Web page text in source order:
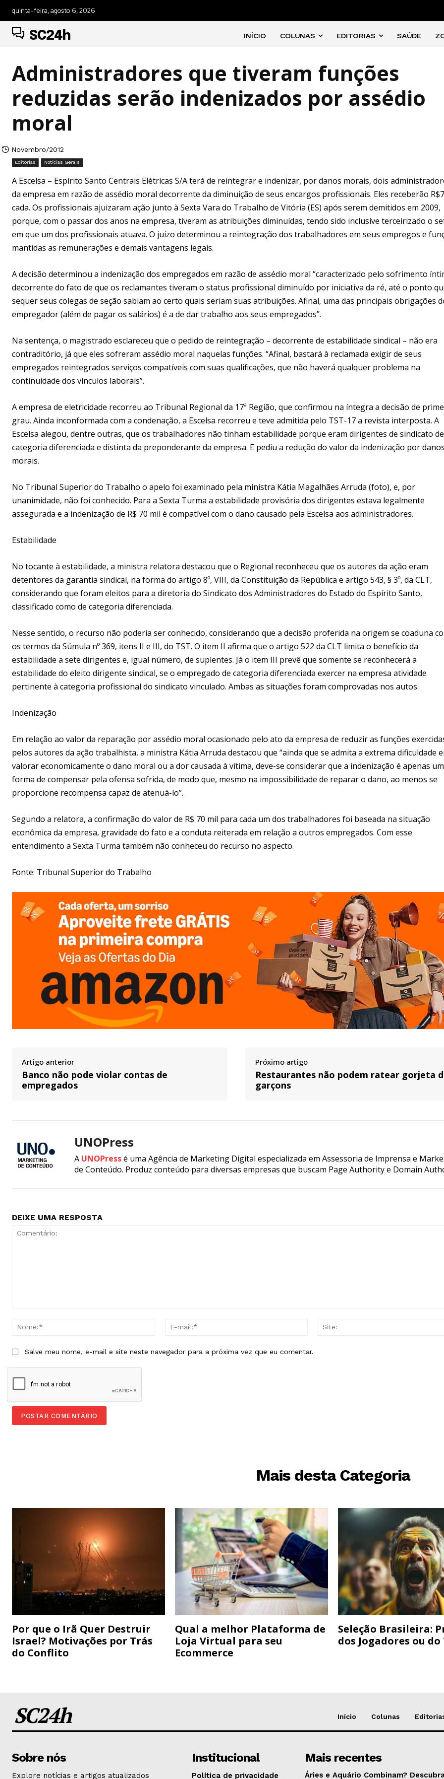
quinta-feira, agosto 6, 2026
SC24h INÍCIO COLUNAS EDITORIAS SAÚDE
Administradores que tiveram funções
reduzidas serão indenizados por assédio
moral
Novembro/2012
Editorias Notícias Gerais
A Escelsa – Espírito Santo Centrais Elétricas S/A terá de reintegrar e indenizar, por danos morais, dois
da empresa em razão de assédio moral decorrente da diminuição de seus encargos profissionais. Eles receberão
cada. Os profissionais ajuizaram ação junto à Sexta Vara do Trabalho de Vitória (ES) após serem demitidos em 2009,
porque, com o passar dos anos na empresa, tiveram as atribuições diminuídas, tendo sido inclusive terceirizado o
em que um dos profissionais atuava. O juízo determinou a reintegração dos trabalhadores em seus empregos e
mantidas as remunerações e demais vantagens legais.
A decisão determinou a indenização dos empregados em razão de assédio moral “caracterizado pelo sofrimento
decorrente do fato de que os reclamantes tiveram o status profissional diminuído por iniciativa da ré, até o ponto
sequer seus colegas de seção sabiam ao certo quais seriam suas atribuições. Afinal, uma das principais obrigações
empregador (além de pagar os salários) é a de dar trabalho aos seus empregados”.
Na sentença, o magistrado esclareceu que o pedido de reintegração – decorrente de estabilidade sindical – não era
contraditório, já que eles sofreram assédio moral naquelas funções. “Afinal, bastará à reclamada exigir de seus
empregados reintegrados serviços compatíveis com suas qualificações, que não haverá qualquer problema na
continuidade dos vínculos laborais”.
A empresa de eletricidade recorreu ao Tribunal Regional da 17ª Região, que confirmou na íntegra a decisão de
grau. Ainda inconformada com a condenação, a Escelsa recorreu e teve admitida pelo TST-17 a revista interposta. A
Escelsa alegou, dentre outras, que os trabalhadores não tinham estabilidade porque eram dirigentes de sindicato de
categoria diferenciada e distinta da preponderante da empresa. E pediu a redução do valor da indenização por
morais.
No Tribunal Superior do Trabalho o apelo foi examinado pela ministra Kátia Magalhães Arruda (foto), e, por
unanimidade, não foi conhecido. Para a Sexta Turma a estabilidade provisória dos dirigentes estava legalmente
assegurada e a indenização de R$ 70 mil é compatível com o dano causado pela Escelsa aos administradores.
Estabilidade
No tocante à estabilidade, a ministra relatora destacou que o Regional reconheceu que os autores da ação eram
detentores da garantia sindical, na forma do artigo 8º, VIII, da Constituição da República e artigo 543, § 3º, da CLT,
considerando que foram eleitos para a diretoria do Sindicato dos Administradores do Estado do Espírito Santo,
classificado como de categoria diferenciada.
Nesse sentido, o recurso não poderia ser conhecido, considerando que a decisão proferida na origem se coaduna
os termos da Súmula nº 369, itens II e III, do TST. O item II afirma que o artigo 522 da CLT limita o benefício da
estabilidade a sete dirigentes e, igual número, de suplentes. Já o item III prevê que somente se reconhecerá a
estabilidade do eleito dirigente sindical, se o empregado de categoria diferenciada exercer na empresa atividade
pertinente à categoria profissional do sindicato vinculado. Ambas as situações foram comprovadas nos autos.
Indenização
Em relação ao valor da reparação por assédio moral ocasionado pelo ato da empresa de reduzir as funções
pelos autores da ação trabalhista, a ministra Kátia Arruda destacou que “ainda que se admita a extrema dificuldade
valorar economicamente o dano moral ou a dor causada à vítima, deve-se considerar que a indenização é apenas
forma de compensar pela ofensa sofrida, de modo que, mesmo na impossibilidade de reparar o dano, ao menos se
proporcione recompensa capaz de atenuá-lo”.
Segundo a relatora, a confirmação do valor de R$ 70 mil para cada um dos trabalhadores foi baseada na situação
econômica da empresa, gravidade do fato e a conduta reiterada em relação a outros empregados. Com esse
entendimento a Sexta Turma também não conheceu do recurso no aspecto.
Fonte: Tribunal Superior do Trabalho
Artigo anterior
Banco não pode violar contas de
empregados
Próximo artigo
Restaurantes não podem ratear gorjeta
garçons
UNOPress
A UNOPressé uma Agência de Marketing Digital especializada em Assessoria de Imprensa e
de Conteúdo. Produz conteúdo para diversas empresas que buscam Page Authority e Domain
DEIXE UMA RESPOSTA
Nome:*
Salve meu nome, e-mail e site neste navegador para a próxima vez que eu comentar.
Mais desta Categoria
Por que o Irã Quer Destruir
Israel? Motivações por Trás
do Conflito
Qual a melhor Plataforma de
Loja Virtual para seu
Ecommerce
Seleção Brasileira:
dos Jogadores ou do
SC24h Início Colunas
Sobre nós
Explore notícias e artigos atualizados
Institucional
Política de privacidade
Mais recentes
Áries e Aquário Combinam?